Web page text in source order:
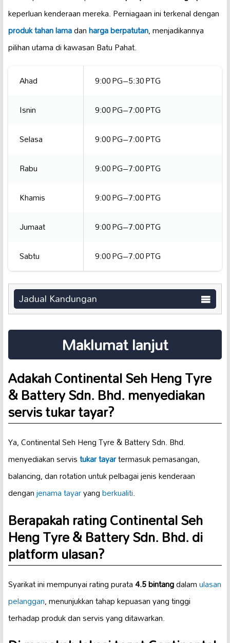
keperluan kenderaan mereka. Perniagaan ini terkenal dengan
produk tahan lamadanharga berpatutan, menjadikannya
pilihan utama di kawasan Batu Pahat.
Ahad
9:00 PG–5:30 PTG
Isnin
9:00 PG–7:00 PTG
Selasa
9:00 PG–7:00 PTG
Rabu
9:00 PG–7:00 PTG
Khamis
9:00 PG–7:00 PTG
Jumaat
9:00 PG–7:00 PTG
Sabtu
9:00 PG–7:00 PTG
Jadual Kandungan
Maklumat lanjut
Adakah Continental Seh Heng Tyre
& Battery Sdn. Bhd. menyediakan
servis tukar tayar?
Ya, Continental Seh Heng Tyre & Battery Sdn. Bhd.
menyediakan servistukar tayartermasuk pemasangan,
balancing, dan rotation untuk pelbagai jenis kenderaan
denganjenama tayaryangberkualiti.
Berapakah rating Continental Seh
Heng Tyre & Battery Sdn. Bhd. di
platform ulasan?
Syarikat ini mempunyai rating purata4.5 bintangdalamulasan
pelanggan, menunjukkan tahap kepuasan yang tinggi
terhadap produk dan servis yang ditawarkan.